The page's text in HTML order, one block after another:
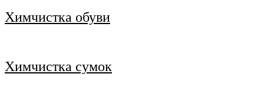
Химчистка обуви
Химчистка сумок